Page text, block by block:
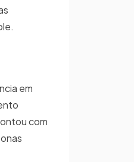
em
com